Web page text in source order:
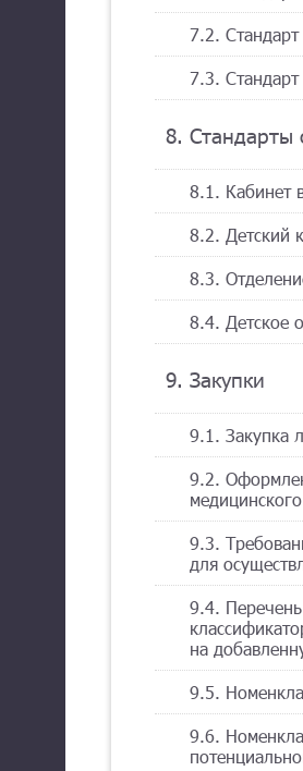
7.2. Стандарт
7.3.
8. Стандарты
8.1. Кабинет
8.2. Детский
8.3.
8.4. Детское
9. Закупки
9.1. Закупка
9.2.
9.3.
для
9.4.
на
9.5.
9.6.